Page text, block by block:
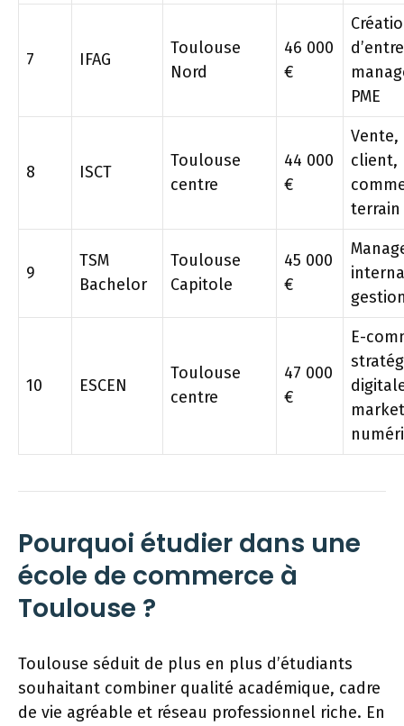
7 IFAG
Toulouse
Nord
46 000
€
PME
8 ISCT
Toulouse
centre
44 000
€
client,
terrain
9
TSM
Bachelor
Toulouse
Capitole
45 000
€
10 ESCEN
Toulouse
centre
47 000
€
E-
Pourquoi étudier dans une
école de commerce à
Toulouse ?
Toulouse séduit de plus en plus d’étudiants
souhaitant combiner qualité académique, cadre
de vie agréable et réseau professionnel riche. En